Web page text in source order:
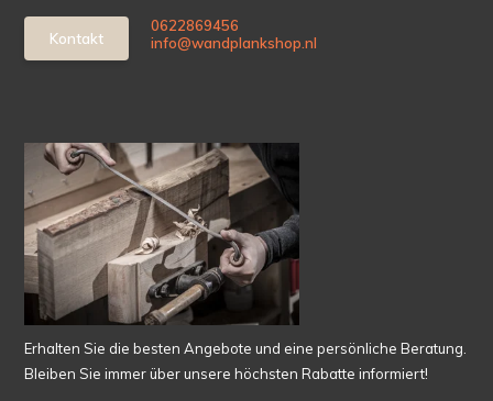
Kontakt
0622869456
info@wandplankshop.nl
Erhalten Sie die besten Angebote und eine persönliche Beratung.
Bleiben Sie immer über unsere höchsten Rabatte informiert!